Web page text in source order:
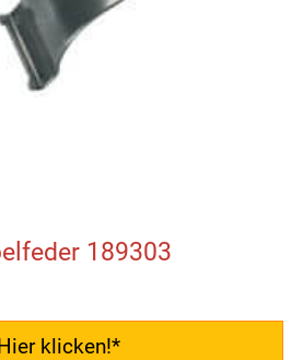
189303
klicken!*